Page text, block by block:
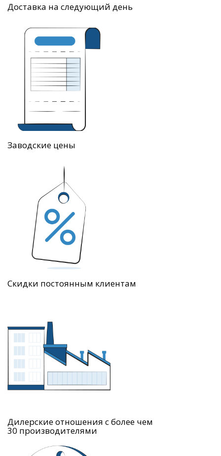
Доставка на следующий день
Заводские цены
Скидки постоянным клиентам
Дилерские отношения с более чем
30 производителями